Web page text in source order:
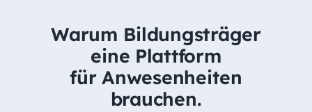
Warum Bildungsträger
eine Plattform
für Anwesenheiten
brauchen.